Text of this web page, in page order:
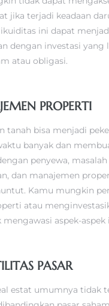
jika terjadi keadaan
ini dapat
dengan investasi yang
atau obligasi.
PROPERTI
tanah bisa menjadi
banyak dan
penyewa, masalah
dan manajemen
Kamu mungkin
atau
aspek-aspek
PASAR
estat umumnya tidak